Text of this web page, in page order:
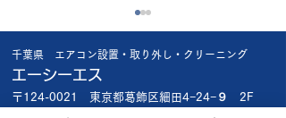
猛暑日に比べれば
楽ですが🥴 やっぱり暑い🥵
お盆が近いので緊急依頼が多
千葉県 エアコン設置・取り外し・クリーニング
エーシーエス
〒124-0021 東京都葛飾区細田4−24−９ 2F